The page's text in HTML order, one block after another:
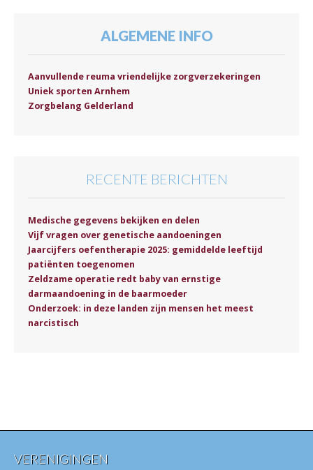
ALGEMENE INFO
Aanvullende reuma vriendelijke zorgverzekeringen
Uniek sporten Arnhem
Zorgbelang Gelderland
RECENTE BERICHTEN
Medische gegevens bekijken en delen
Vijf vragen over genetische aandoeningen
Jaarcijfers oefentherapie 2025: gemiddelde leeftijd
patiënten toegenomen
Zeldzame operatie redt baby van ernstige
darmaandoening in de baarmoeder
Onderzoek: in deze landen zijn mensen het meest
narcistisch
VERENIGINGEN